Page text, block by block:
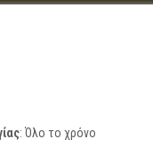
: Όλο το χρόνο